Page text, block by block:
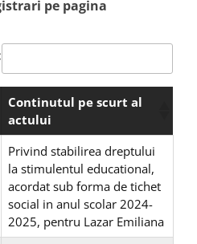
pe pagina
Continutul pe scurt al
actului
Privind stabilirea dreptului
la stimulentul educational,
acordat sub forma de tichet
social in anul scolar 2024-
2025, pentru Lazar Emiliana